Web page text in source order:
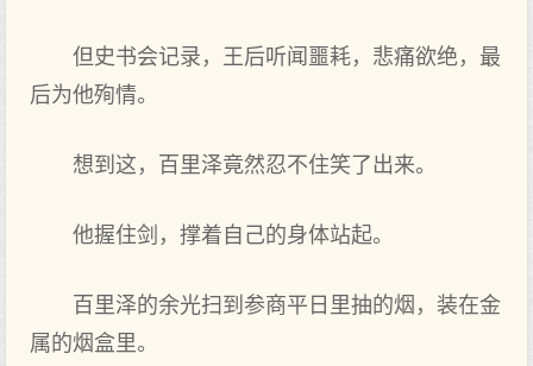
但史书会记录，王后听闻噩耗，悲痛欲绝，最
后为他殉情。
想到这，百里泽竟然忍不住笑了出来。
他握住剑，撑着自己的身体站起。
百里泽的余光扫到参商平日里抽的烟，装在金
属的烟盒里。